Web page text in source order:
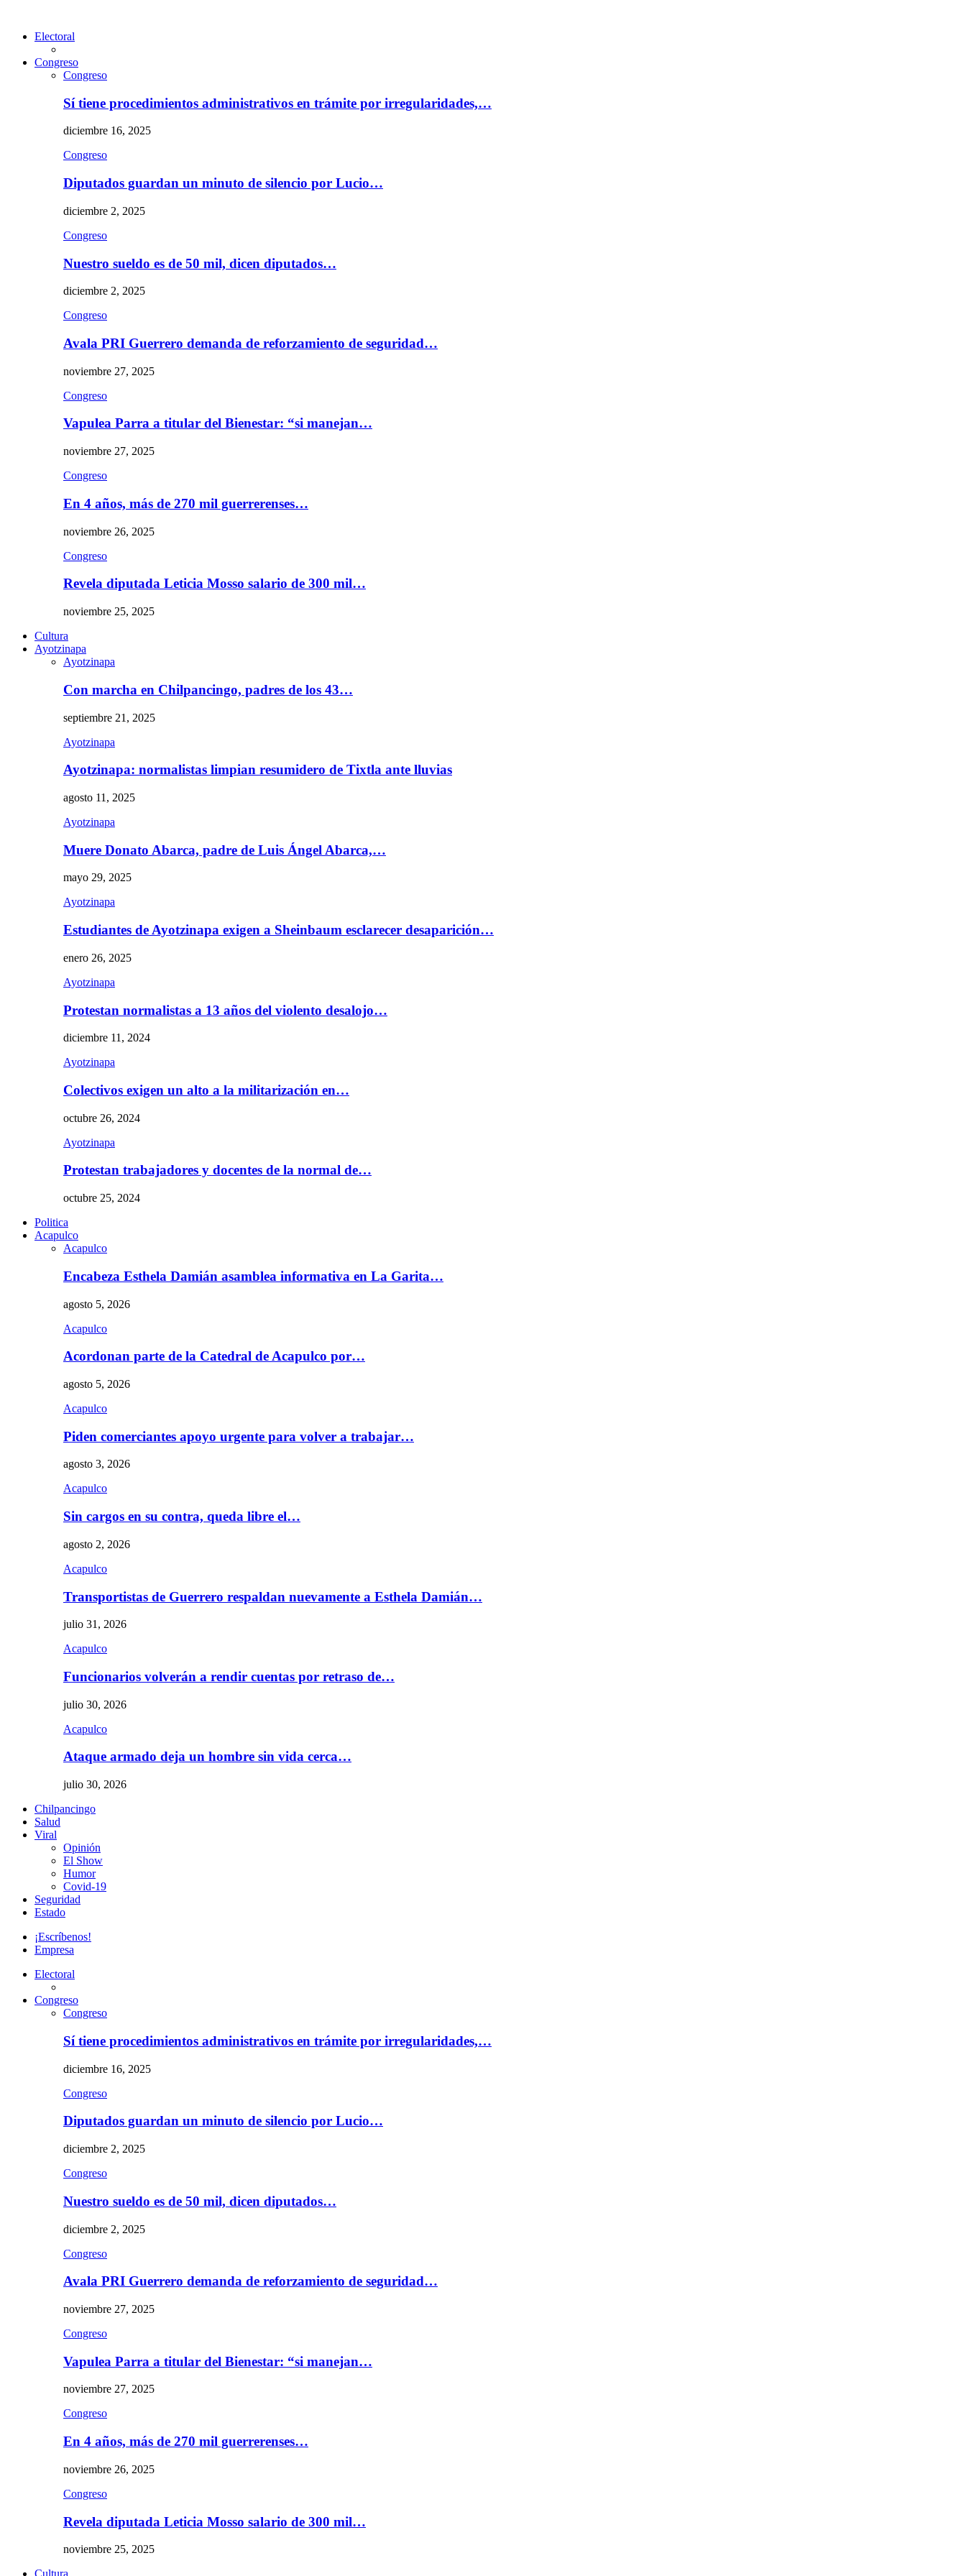
Electoral
Congreso
Congreso
Sí tiene procedimientos administrativos en trámite por irregularidades,…
diciembre 16, 2025
Congreso
Diputados guardan un minuto de silencio por Lucio…
diciembre 2, 2025
Congreso
Nuestro sueldo es de 50 mil, dicen diputados…
diciembre 2, 2025
Congreso
Avala PRI Guerrero demanda de reforzamiento de seguridad…
noviembre 27, 2025
Congreso
Vapulea Parra a titular del Bienestar: “si manejan…
noviembre 27, 2025
Congreso
En 4 años, más de 270 mil guerrerenses…
noviembre 26, 2025
Congreso
Revela diputada Leticia Mosso salario de 300 mil…
noviembre 25, 2025
Cultura
Ayotzinapa
Ayotzinapa
Con marcha en Chilpancingo, padres de los 43…
septiembre 21, 2025
Ayotzinapa
Ayotzinapa: normalistas limpian resumidero de Tixtla ante lluvias
agosto 11, 2025
Ayotzinapa
Muere Donato Abarca, padre de Luis Ángel Abarca,…
mayo 29, 2025
Ayotzinapa
Estudiantes de Ayotzinapa exigen a Sheinbaum esclarecer desaparición…
enero 26, 2025
Ayotzinapa
Protestan normalistas a 13 años del violento desalojo…
diciembre 11, 2024
Ayotzinapa
Colectivos exigen un alto a la militarización en…
octubre 26, 2024
Ayotzinapa
Protestan trabajadores y docentes de la normal de…
octubre 25, 2024
Politica
Acapulco
Acapulco
Encabeza Esthela Damián asamblea informativa en La Garita…
agosto 5, 2026
Acapulco
Acordonan parte de la Catedral de Acapulco por…
agosto 5, 2026
Acapulco
Piden comerciantes apoyo urgente para volver a trabajar…
agosto 3, 2026
Acapulco
Sin cargos en su contra, queda libre el…
agosto 2, 2026
Acapulco
Transportistas de Guerrero respaldan nuevamente a Esthela Damián…
julio 31, 2026
Acapulco
Funcionarios volverán a rendir cuentas por retraso de…
julio 30, 2026
Acapulco
Ataque armado deja un hombre sin vida cerca…
julio 30, 2026
Chilpancingo
Salud
Viral
Opinión
El Show
Humor
Covid-19
Seguridad
Estado
¡Escríbenos!
Empresa
Electoral
Congreso
Congreso
Sí tiene procedimientos administrativos en trámite por irregularidades,…
diciembre 16, 2025
Congreso
Diputados guardan un minuto de silencio por Lucio…
diciembre 2, 2025
Congreso
Nuestro sueldo es de 50 mil, dicen diputados…
diciembre 2, 2025
Congreso
Avala PRI Guerrero demanda de reforzamiento de seguridad…
noviembre 27, 2025
Congreso
Vapulea Parra a titular del Bienestar: “si manejan…
noviembre 27, 2025
Congreso
En 4 años, más de 270 mil guerrerenses…
noviembre 26, 2025
Congreso
Revela diputada Leticia Mosso salario de 300 mil…
noviembre 25, 2025